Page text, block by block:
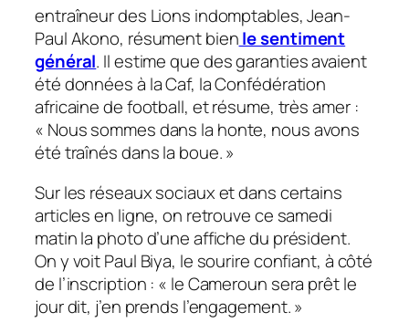
entraîneur des Lions indomptables, Jean-
Paul Akono, résument bienle sentiment
général. Il estime que des garanties avaient
été données à la Caf, la Confédération
africaine de football, et résume, très amer :
« Nous sommes dans la honte, nous avons
été traînés dans la boue.»
Sur les réseaux sociaux et dans certains
articles en ligne, on retrouve ce samedi
matin la photo d’une affiche du président.
On y voit Paul Biya, le sourire confiant, à côté
de l’inscription : « le Cameroun sera prêt le
jour dit, j’en prends l’engagement. »